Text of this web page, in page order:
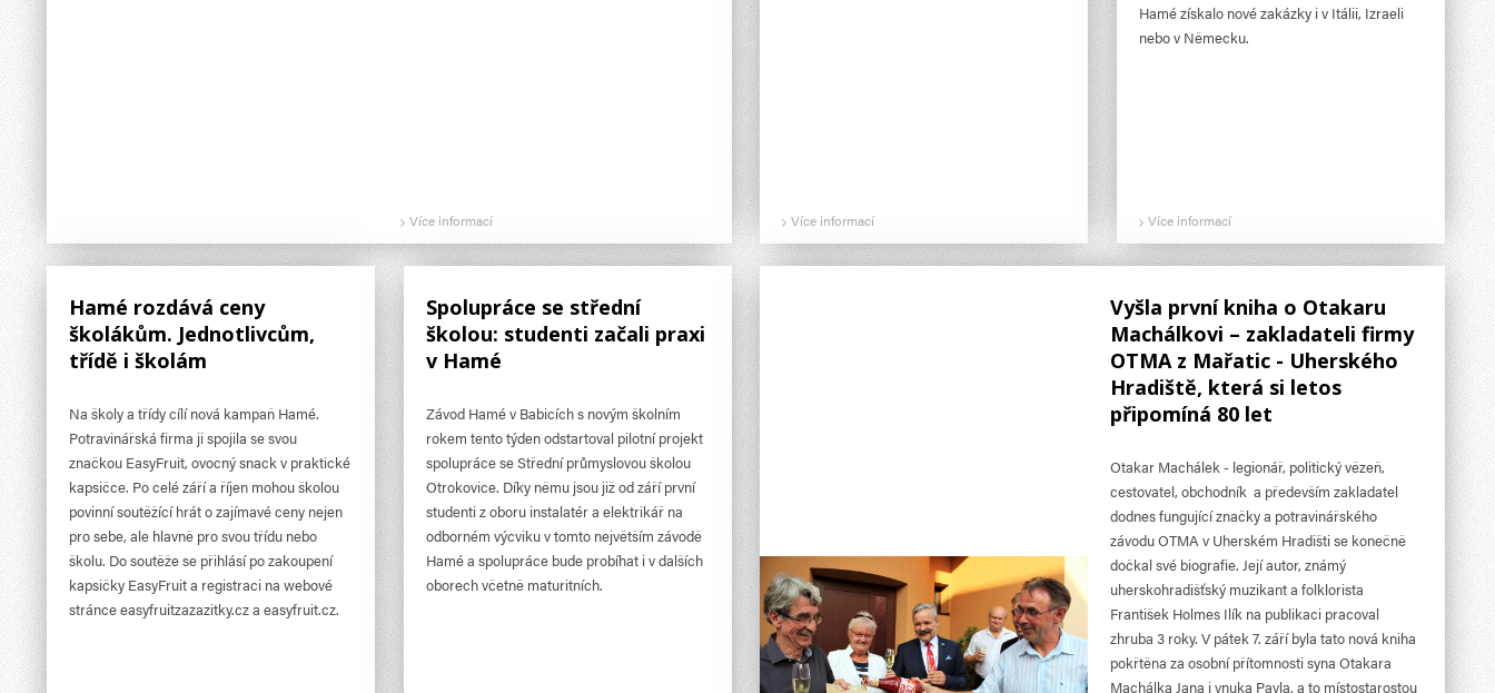
Více informací Více informací
Hamé získalo nové zakázky i v Itálii, Izraeli
nebo v Německu.
Více informací
Hamé rozdává ceny
školákům. Jednotlivcům,
třídě i školám
Na školy a třídy cílí nová kampaň Hamé.
Potravinářská firma ji spojila se svou
značkou EasyFruit, ovocný snack v praktické
kapsičce. Po celé září a říjen mohou školou
povinní soutěžící hrát o zajímavé ceny nejen
pro sebe, ale hlavně pro svou třídu nebo
školu. Do soutěže se přihlásí po zakoupení
kapsičky EasyFruit a registraci na webové
stránce easyfruitzazazitky.cz a easyfruit.cz.
Spolupráce se střední
školou: studenti začali praxi
v Hamé
Závod Hamé v Babicích s novým školním
rokem tento týden odstartoval pilotní projekt
spolupráce se Střední průmyslovou školou
Otrokovice. Díky němu jsou již od září první
studenti z oboru instalatér a elektrikář na
odborném výcviku v tomto největším závodě
Hamé a spolupráce bude probíhat i v dalších
oborech včetně maturitních.
Vyšla první kniha o Otakaru
Machálkovi – zakladateli firmy
OTMA z Mařatic - Uherského
Hradiště, která si letos
připomíná 80 let
Otakar Machálek - legionář, politický vězeň,
cestovatel, obchodník a především zakladatel
dodnes fungující značky a potravinářského
závodu OTMA v Uherském Hradišti se konečně
dočkal své biografie. Její autor, známý
uherskohradišťský muzikant a folklorista
František Holmes Ilík na publikaci pracoval
zhruba 3 roky. V pátek 7. září byla tato nová kniha
pokřtěna za osobní přítomnosti syna Otakara
Machálka Jana i vnuka Pavla, a to místostarostou